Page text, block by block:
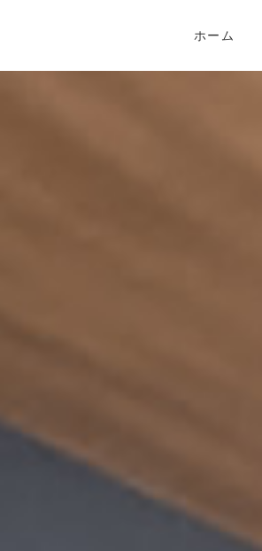
ホーム